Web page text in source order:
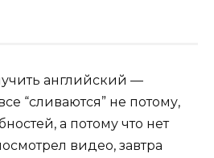
английский —
“сливаются” не потому,
а потому что нет
видео, завтра